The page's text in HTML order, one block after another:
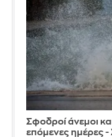
Σφοδροί άνεμοι
επόμενες ημέρες -